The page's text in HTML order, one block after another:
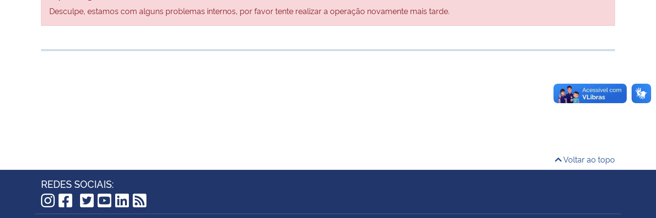
Desculpe, estamos com alguns problemas internos, por favor tente realizar a operação novamente mais tarde.
Voltar ao topo
REDES SOCIAIS: